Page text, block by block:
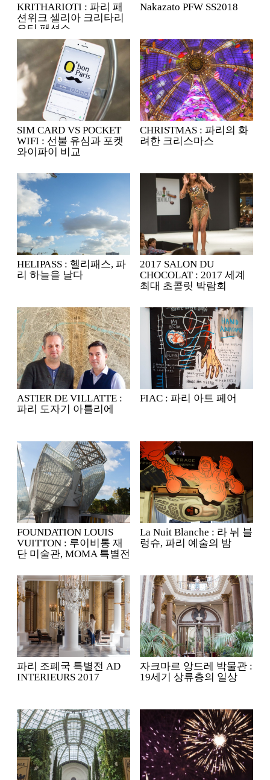
KRITHARIOTI : 파리 패
션위크 셀리아 크리타리
오티 패션쇼
Nakazato PFW SS2018
SIM CARD VS POCKET
WIFI : 선불 유심과 포켓
와이파이 비교
CHRISTMAS : 파리의 화
려한 크리스마스
HELIPASS : 헬리패스, 파
리 하늘을 날다
2017 SALON DU
CHOCOLAT : 2017 세계
최대 초콜릿 박람회
ASTIER DE VILLATTE :
파리 도자기 아틀리에
FIAC : 파리 아트 페어
FOUNDATION LOUIS
VUITTON : 루이비통 재
단 미술관, MOMA 특별전
La Nuit Blanche : 라 뉘 블
렁슈, 파리 예술의 밤
파리 조폐국 특별전 AD
INTERIEURS 2017
자크마르 앙드레 박물관 :
19세기 상류층의 일상